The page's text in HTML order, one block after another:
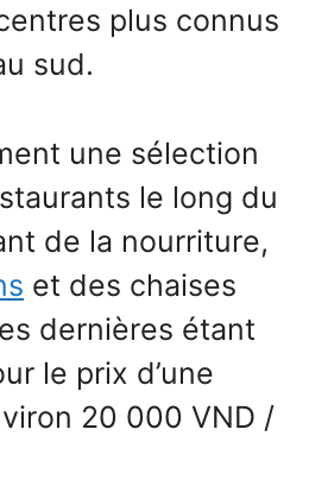
plus connus
sud.
une sélection
le long du
de la nourriture,
et des chaises
dernières étant
le prix d’une
20 000 VND /